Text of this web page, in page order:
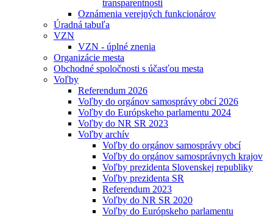
transparentnosti
Oznámenia verejných funkcionárov
Úradná tabuľa
VZN
VZN - úplné znenia
Organizácie mesta
Obchodné spoločnosti s účasťou mesta
Voľby
Referendum 2026
Voľby do orgánov samosprávy obcí 2026
Voľby do Európskeho parlamentu 2024
Voľby do NR SR 2023
Voľby archív
Voľby do orgánov samosprávy obcí
Voľby do orgánov samosprávnych krajov
Voľby prezidenta Slovenskej republiky
Voľby prezidenta SR
Referendum 2023
Voľby do NR SR 2020
Voľby do Európskeho parlamentu